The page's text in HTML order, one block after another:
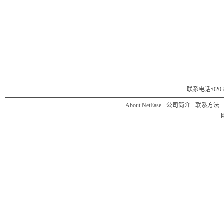
联系电话:020-
About NetEase - 公司简介 - 联系方法 -